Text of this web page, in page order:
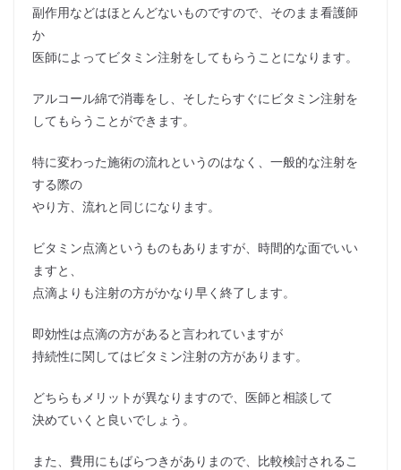
副作用などはほとんどないものですので、そのまま看護師
か
医師によってビタミン注射をしてもらうことになります。
アルコール綿で消毒をし、そしたらすぐにビタミン注射を
してもらうことができます。
特に変わった施術の流れというのはなく、一般的な注射を
する際の
やり方、流れと同じになります。
ビタミン点滴というものもありますが、時間的な面でいい
ますと、
点滴よりも注射の方がかなり早く終了します。
即効性は点滴の方があると言われていますが
持続性に関してはビタミン注射の方があります。
どちらもメリットが異なりますので、医師と相談して
決めていくと良いでしょう。
また、費用にもばらつきがありまので、比較検討されるこ